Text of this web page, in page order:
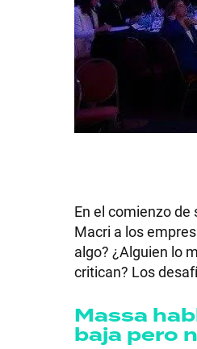
En el comienzo
Macri a los
algo? ¿Alguien lo
critican? Los
Massa
baja pero
SHOW